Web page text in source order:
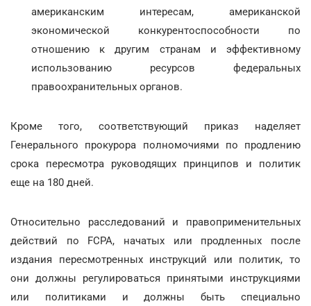
американским интересам, американской
экономической конкурентоспособности по
отношению к другим странам и эффективному
использованию ресурсов федеральных
правоохранительных органов.
Кроме того, соответствующий приказ наделяет
Генерального прокурора полномочиями по продлению
срока пересмотра руководящих принципов и политик
еще на 180 дней.
Относительно расследований и правоприменительных
действий по FCPA, начатых или продленных после
издания пересмотренных инструкций или политик, то
они должны регулироваться принятыми инструкциями
или политиками и должны быть специально